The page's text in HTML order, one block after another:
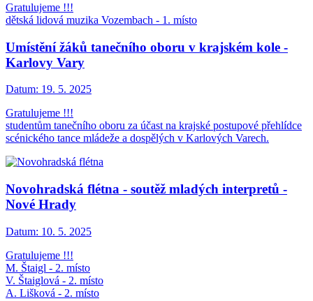
Gratulujeme !!!
dětská lidová muzika Vozembach - 1. místo
Umístění žáků tanečního oboru v krajském kole -
Karlovy Vary
Datum: 19. 5. 2025
Gratulujeme !!!
studentům tanečního oboru za účast na krajské postupové přehlídce
scénického tance mládeže a dospělých v Karlových Varech.
Novohradská flétna - soutěž mladých interpretů -
Nové Hrady
Datum: 10. 5. 2025
Gratulujeme !!!
M. Štaigl - 2. místo
V. Štaiglová - 2. místo
A. Lišková - 2. místo